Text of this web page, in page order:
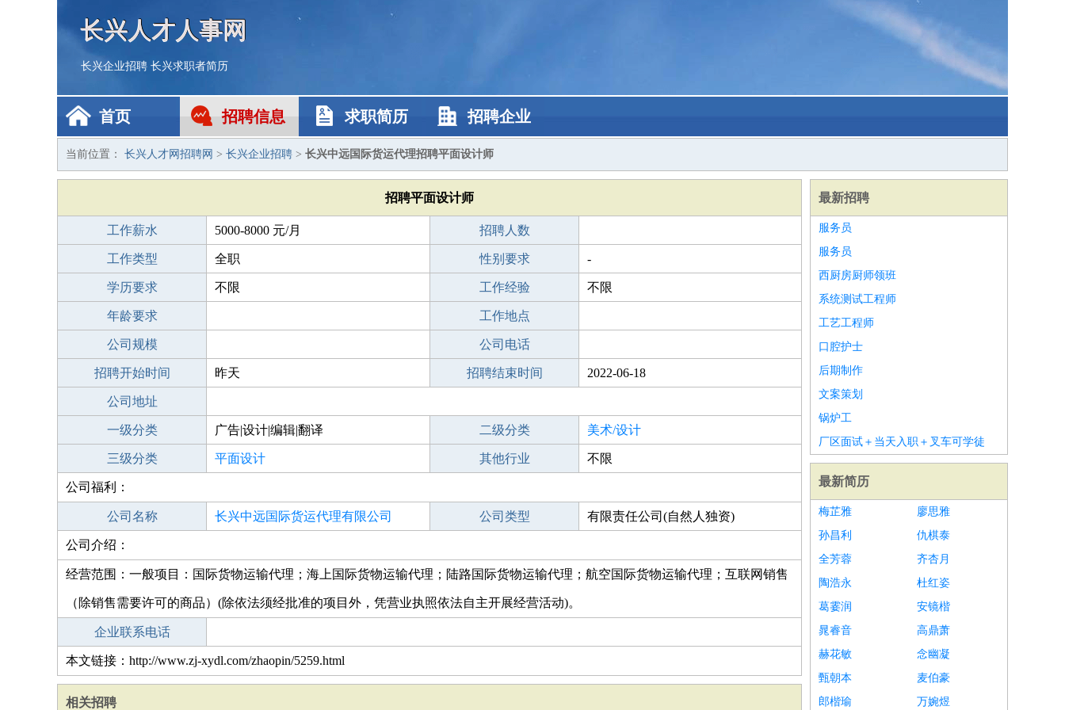
长兴人才人事网
长兴企业招聘 长兴求职者简历
首页 招聘信息 求职简历 招聘企业
当前位置： 长兴人才网招聘网 > 长兴企业招聘 > 长兴中远国际货运代理招聘平面设计师
招聘平面设计师
工作薪水 5000-8000 元/月 招聘人数
工作类型 全职 性别要求 -
学历要求 不限 工作经验 不限
年龄要求 工作地点
公司规模 公司电话
招聘开始时间 昨天 招聘结束时间 2022-06-18
公司地址
一级分类 广告|设计|编辑|翻译 二级分类 美术/设计
三级分类 平面设计 其他行业 不限
公司福利：
公司名称 长兴中远国际货运代理有限公司 公司类型 有限责任公司(自然人独资)
公司介绍：
经营范围：一般项目：国际货物运输代理；海上国际货物运输代理；陆路国际货物运输代理；航空国际货物运输代理；互联网销售
（除销售需要许可的商品）(除依法须经批准的项目外，凭营业执照依法自主开展经营活动)。
企业联系电话
本文链接：http://www.zj-xydl.com/zhaopin/5259.html
相关招聘
最新招聘
服务员
服务员
西厨房厨师领班
系统测试工程师
工艺工程师
口腔护士
后期制作
文案策划
锅炉工
厂区面试＋当天入职＋叉车可学徒
最新简历
梅芷雅
廖思雅
孙昌利
仇棋泰
全芳蓉
齐杏月
陶浩永
杜红姿
葛霎润
安镜楷
晁睿音
高鼎萧
赫花敏
念幽凝
甄朝本
麦伯豪
郎楷瑜
万婉煜